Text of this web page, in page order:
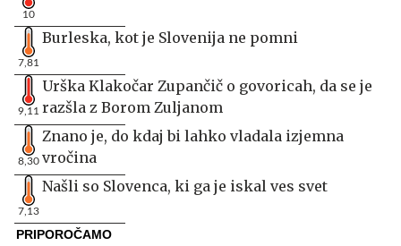
10
7,81
Burleska, kot je Slovenija ne pomni
9,11
Urška Klakočar Zupančič o govoricah, da se je
razšla z Borom Zuljanom
8,30
Znano je, do kdaj bi lahko vladala izjemna
vročina
7,13
Našli so Slovenca, ki ga je iskal ves svet